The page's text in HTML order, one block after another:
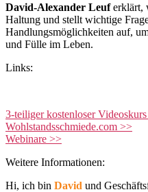
David-Alexander Leuferklärt,
Haltung und stellt wichtige
Handlungsmöglichkeiten auf,
und Fülle im Leben.
Links:
3-teiliger kostenloser
Wohlstandsschmiede.com >>
Webinare >>
Weitere Informationen:
Hi, ich bin David und